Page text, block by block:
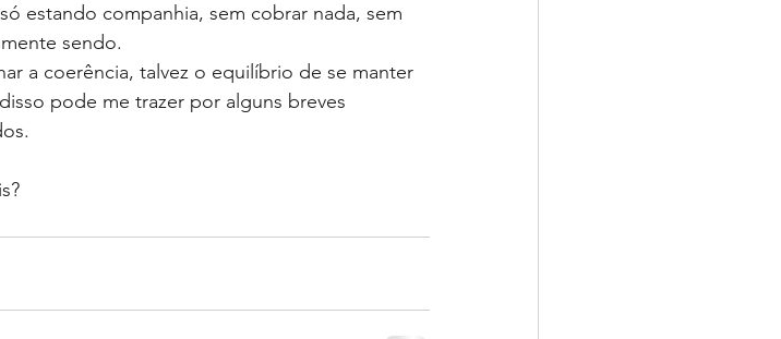
estando companhia, sem cobrar nada, sem
sendo.
a coerência, talvez o equilíbrio de se manter
pode me trazer por alguns breves